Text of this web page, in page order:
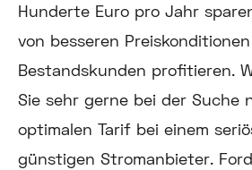
Hunderte Euro pro Jahr
von besseren
Bestandskunden profitieren.
Sie sehr gerne bei der Suche
optimalen Tarif bei einem
günstigen Stromanbieter.